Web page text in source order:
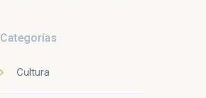
Categorías
Cultura